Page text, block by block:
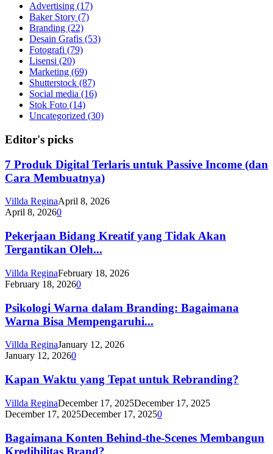
Advertising (17)
Baker Story (7)
Branding (22)
Desain Grafis (53)
Fotografi (79)
Lisensi (20)
Marketing (69)
Shutterstock (87)
Social media (16)
Stok Foto (14)
Uncategorized (30)
Editor's picks
7 Produk Digital Terlaris untuk Passive Income (dan
Cara Membuatnya)
Villda ReginaApril 8, 2026
April 8, 20260
Pekerjaan Bidang Kreatif yang Tidak Akan
Tergantikan Oleh...
Villda ReginaFebruary 18, 2026
February 18, 20260
Psikologi Warna dalam Branding: Bagaimana
Warna Bisa Mempengaruhi...
Villda ReginaJanuary 12, 2026
January 12, 20260
Kapan Waktu yang Tepat untuk Rebranding?
Villda ReginaDecember 17, 2025December 17, 2025
December 17, 2025December 17, 20250
Bagaimana Konten Behind-the-Scenes Membangun
Kredibilitas Brand?